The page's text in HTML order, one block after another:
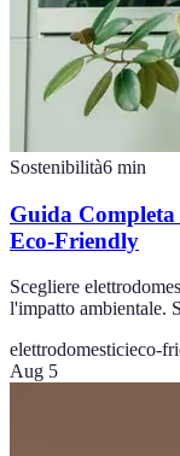
Sostenibilità6 min
Guida Completa
Eco-Friendly
Scegliere
l'impatto ambientale.
elettrodomesticieco-
Aug 5